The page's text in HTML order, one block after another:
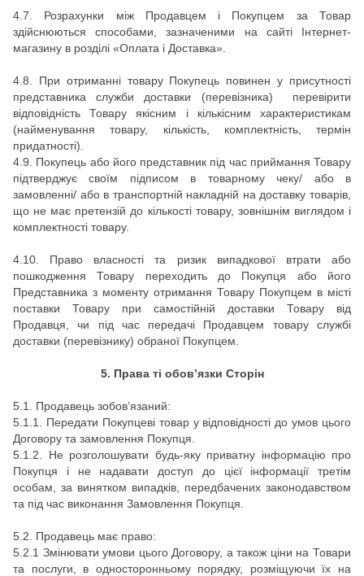
4.7.
Розрахунки між Продавцем і Покупцем за Товар
здійснюються способами, зазначеними на сайті
Інтернет-
магазину в розділі «Оплата і Доставка».
4.8.
При отриманні товару Покупець повинен у присутності
представника служби доставки (перевізника) перевірити
відповідність Товару якісним і кількісним характеристикам
(найменування товару, кількість, комплектність, термін
придатності).
4.9.
Покупець або його представник під час приймання Товару
підтверджує своїм підписом в товарному чеку/ або в
замовленні/ або в транспортній накладній на доставку товарів,
що не має претензій до кількості товару, зовнішнім виглядом і
комплектності товару.
4.10. Право власності та ризик випадкової втрати або
пошкодження Товару переходить до Покупця або його
Представника з моменту отримання Товару Покупцем в місті
поставки Товару при самостійній доставки Товару від
Продавця, чи під час передачі Продавцем товару службі
доставки (перевізнику) обраної Покупцем.
5. Права ті обов’язки Сторін
5.1. Продавець зобов’язаний:
5.1.1. Передати Покупцеві товар у відповідності до умов цього
Договору та замовлення Покупця.
5.1.2. Не розголошувати будь-яку приватну інформацію про
Покупця і не надавати доступ до цієї інформації третім
особам, за винятком випадків, передбачених законодавством
та під час виконання Замовлення Покупця.
5.2. Продавець має право:
5.2.1 Змінювати умови цього Договору, а також ціни на Товари
та послуги, в односторонньому порядку, розміщуючи їх на